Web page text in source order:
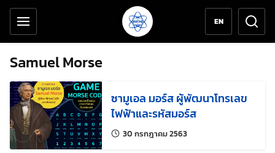
ข้ามไปยังเนื้อหาหลัก
เครื่องมือช่วยเหลือ
EN
Samuel Morse
ซามูเอล มอร์ส ผู้พัฒนาโทรเลข
ไฟฟ้าและรหัสมอร์ส
30 กรกฎาคม 2563แก้ไขล่าสุดเมื่อ: